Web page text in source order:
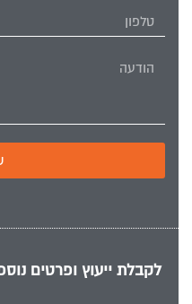
לקבלת ייעוץ ופרטים